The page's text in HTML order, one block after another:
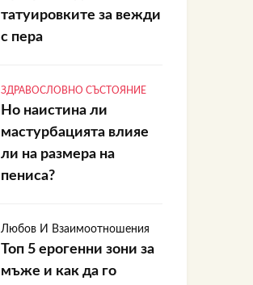
татуировките за вежди
с пера
ЗДРАВОСЛОВНО СЪСТОЯНИЕ
Но наистина ли
мастурбацията влияе
ли на размера на
пениса?
Любов И Взаимоотношения
Топ 5 ерогенни зони за
мъже и как да го